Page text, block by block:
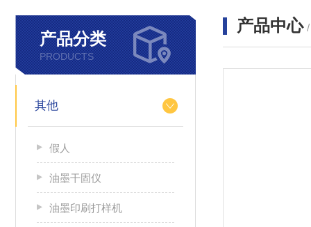
产品分类
PRODUCTS
其他
假人
油墨干固仪
油墨印刷打样机
产品中心